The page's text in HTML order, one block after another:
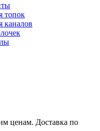
топок
каналов
ценам. Доставка по